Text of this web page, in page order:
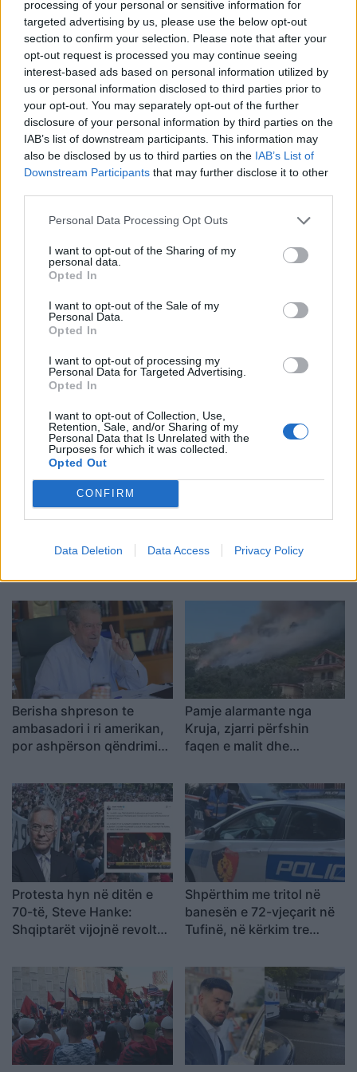
processing of your personal or sensitive information for
targeted advertising by us, please use the below opt-out
section to confirm your selection. Please note that after your
opt-out request is processed you may continue seeing
interest-based ads based on personal information utilized by
us or personal information disclosed to third parties prior to
your opt-out. You may separately opt-out of the further
disclosure of your personal information by third parties on the
IAB’s list of downstream participants. This information may
also be disclosed by us to third parties on the IAB’s List of
Downstream Participants that may further disclose it to other
Personal Data Processing Opt Outs
I want to opt-out of the Sharing of my
personal data.
Opted In
I want to opt-out of the Sale of my
Personal Data.
Opted In
I want to opt-out of processing my
Personal Data for Targeted Advertising.
Opted In
I want to opt-out of Collection, Use,
Retention, Sale, and/or Sharing of my
Personal Data that Is Unrelated with the
Purposes for which it was collected.
Opted Out
CONFIRM
Data Deletion Data Access Privacy Policy
përmes një postimi në
rrjetet sociale, ku thotë se
ai së bashku me
bashkëshorten janë
izoluar, dhe do të nisin
procesin e rimëkëmbjes
menjëherë. “Sonte,
Melanie dhe unë…
Shtuarmë22.01.2025 12:50
Tags:
ceremoni
vjeçarit të vrarë në Korçë,
brenda një pallati
Izolohet flaka në mal,
me shkurre e barishte në
kufirin mes Golemit dhe
Berisha shpreson te
ambasadori i ri amerikan,
por ashpërson qëndrimin
reformës territoriale
Pamje alarmante nga
Kruja, zjarri përfshin
faqen e malit dhe
biznese
Protesta hyn në ditën e
70-të, Steve Hanke:
Shqiptarët vijojnë revoltën
Rama duhet të largohet
Shpërthim me tritol në
banesën e 72-vjeçarit në
Tufinë, në kërkim tre